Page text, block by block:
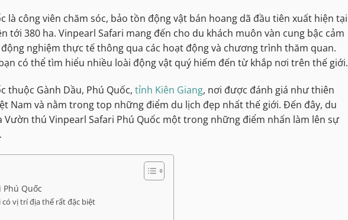
là công viên chăm sóc, bảo tồn động vật bán hoang dã đầu tiên xuất hiện tại
tới 380 ha. Vinpearl Safari mang đến cho du khách muôn vàn cung bậc cảm
nghiệm thực tế thông qua các hoạt động và chương trình thăm quan.
có thể tìm hiểu nhiều loài động vật quý hiếm đến từ khắp nơi trên thế giới.
thuộc Gành Dầu, Phú Quốc, tỉnh Kiên Giang, nơi được đánh giá như thiên
Nam và nằm trong top những điểm du lịch đẹp nhất thế giới. Đến đây, du
Vườn thú Vinpearl Safari Phú Quốc một trong những điểm nhấn làm lên sự
Quốc
vị trí địa thế rất đặc biệt